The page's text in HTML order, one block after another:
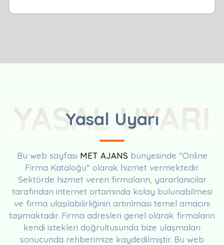
Yasal Uyarı
YASAL UYARI
Bu web sayfası MET AJANS bünyesinde "Online
Firma Kataloğu" olarak hizmet vermektedir.
Sektörde hizmet veren firmaların, yararlanıcılar
tarafından internet ortamında kolay bulunabilmesi
ve firma ulaşılabilirliğinin artırılması temel amacını
taşımaktadır. Firma adresleri genel olarak firmaların
kendi istekleri doğrultusunda bize ulaşmaları
sonucunda rehberimize kaydedilmiştir. Bu web